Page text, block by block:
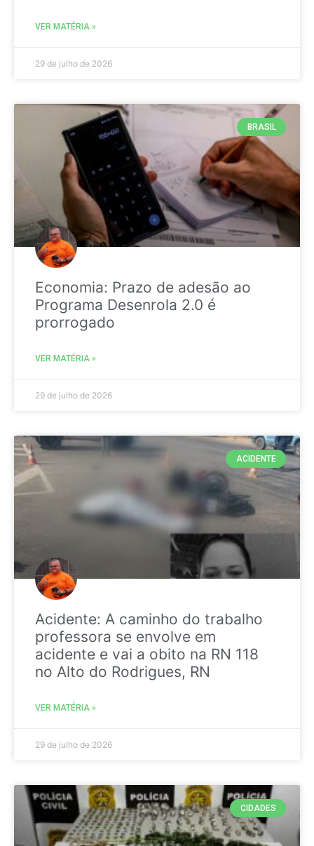
VER MATÉRIA »
29 de julho de 2026
BRASIL
Economia: Prazo de adesão ao
Programa Desenrola 2.0 é
prorrogado
VER MATÉRIA »
29 de julho de 2026
ACIDENTE
Acidente: A caminho do trabalho
professora se envolve em
acidente e vai a obito na RN 118
no Alto do Rodrigues, RN
VER MATÉRIA »
29 de julho de 2026
CIDADES